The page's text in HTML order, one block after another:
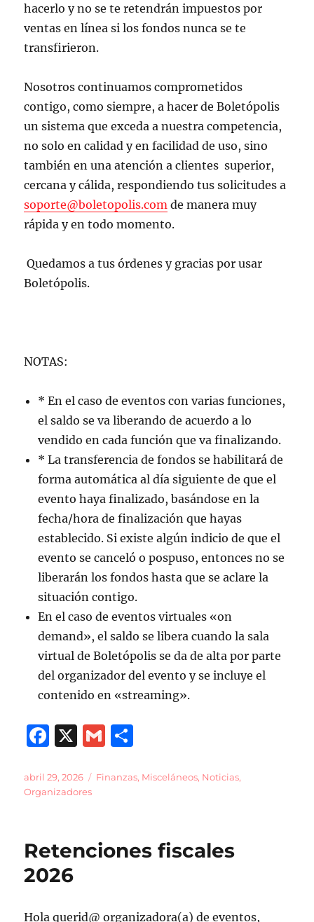
hacerlo y no se te retendrán impuestos por
ventas en línea si los fondos nunca se te
transfirieron.
Nosotros continuamos comprometidos
contigo, como siempre, a hacer de Boletópolis
un sistema que exceda a nuestra competencia,
no solo en calidad y en facilidad de uso, sino
también en una atención a clientes superior,
cercana y cálida, respondiendo tus solicitudes a
soporte@boletopolis.com de manera muy
rápida y en todo momento.
Quedamos a tus órdenes y gracias por usar
Boletópolis.
NOTAS:
* En el caso de eventos con varias funciones,
el saldo se va liberando de acuerdo a lo
vendido en cada función que va finalizando.
* La transferencia de fondos se habilitará de
forma automática al día siguiente de que el
evento haya finalizado, basándose en la
fecha/hora de finalización que hayas
establecido. Si existe algún indicio de que el
evento se canceló o pospuso, entonces no se
liberarán los fondos hasta que se aclare la
situación contigo.
En el caso de eventos virtuales «on
demand», el saldo se libera cuando la sala
virtual de Boletópolis se da de alta por parte
del organizador del evento y se incluye el
contenido en «streaming».
F
c
e
o
o
X
G
ai m
rt
Publicado
el
abril 29, 2026 Categorías
Finanzas, Misceláneos, Noticias,
Organizadores
Retenciones fiscales
2026
Hola querid@ organizadora(a) de eventos,